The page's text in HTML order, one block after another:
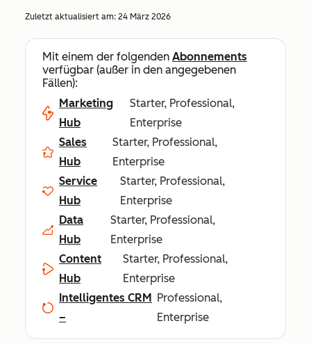
Zuletzt aktualisiert am: 24 März 2026
Mit einem der folgenden Abonnements
verfügbar (außer in den angegebenen
Fällen):
Marketing
Hub
Starter, Professional,
Enterprise
Sales
Hub
Starter, Professional,
Enterprise
Service
Hub
Starter, Professional,
Enterprise
Data
Hub
Starter, Professional,
Enterprise
Content
Hub
Starter, Professional,
Enterprise
Intelligentes CRM
–
Professional,
Enterprise